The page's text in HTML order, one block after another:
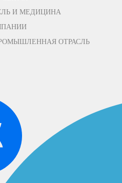
И МЕДИЦИНА
ОТРАСЛЬ